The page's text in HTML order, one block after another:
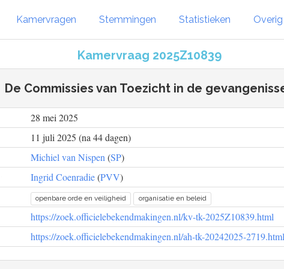
Kamervragen Stemmingen Statistieken Overig
Kamervraag 2025Z10839
De Commissies van Toezicht in de
28 mei 2025
11 juli 2025 (na 44 dagen)
Michiel van Nispen (SP)
Ingrid Coenradie(PVV)
openbare orde en veiligheid organisatie en beleid
https://zoek.officielebekendmakingen.nl/kv-tk-2025Z10839.html
https://zoek.officielebekendmakingen.nl/ah-tk-20242025-2719.html